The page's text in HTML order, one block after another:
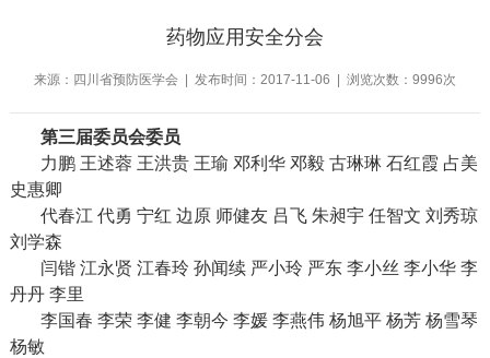
药物应用安全分会
来源：四川省预防医学会 | 发布时间：2017-11-06 | 浏览次数：9996次
第三届委员会委员
力鹏 王述蓉 王洪贵 王瑜 邓利华 邓毅 古琳琳 石红霞 占美
史惠卿
代春江 代勇 宁红 边原 师健友 吕飞 朱昶宇 任智文 刘秀琼
刘学森
闫锴 江永贤 江春玲 孙闻续 严小玲 严东 李小丝 李小华 李
丹丹 李里
李国春 李荣 李健 李朝今 李媛 李燕伟 杨旭平 杨芳 杨雪琴
杨敏